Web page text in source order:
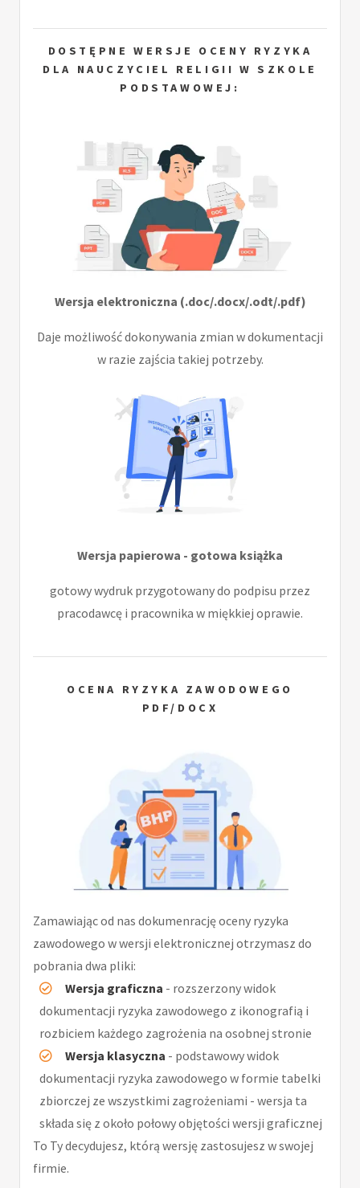
DOSTĘPNE WERSJE OCENY RYZYKA
DLA NAUCZYCIEL RELIGII W SZKOLE
PODSTAWOWEJ:
Wersja elektroniczna (.doc/.docx/.odt/.pdf)
Daje możliwość dokonywania zmian w dokumentacji
w razie zajścia takiej potrzeby.
Wersja papierowa - gotowa książka
gotowy wydruk przygotowany do podpisu przez
pracodawcę i pracownika w miękkiej oprawie.
OCENA RYZYKA ZAWODOWEGO
PDF/DOCX
Zamawiając od nas dokumenrację oceny ryzyka
zawodowego w wersji elektronicznej otrzymasz do
pobrania dwa pliki:
Wersja graficzna - rozszerzony widok
dokumentacji ryzyka zawodowego z ikonografią i
rozbiciem każdego zagrożenia na osobnej stronie
Wersja klasyczna - podstawowy widok
dokumentacji ryzyka zawodowego w formie tabelki
zbiorczej ze wszystkimi zagrożeniami - wersja ta
składa się z około połowy objętości wersji graficznej
To Ty decydujesz, którą wersję zastosujesz w swojej
firmie.